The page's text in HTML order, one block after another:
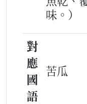
味。）
對
應
國
語
苦瓜